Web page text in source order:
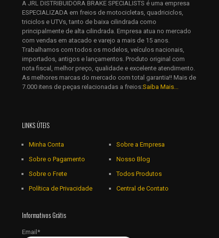
eu comentar.
A JRL DISTRIBUIDORA BRAKE SPECIALISTS é uma empresa
ESPECIALIZADA em freios de motocicletas, quadriciclos,
triciclos e UTVs, tanto de baixa cilindrada como
principalmente de alta cilindrada. Empresa atua no mercado
com vendas em atacado e varejo a mais de 15 anos.
Trabalhamos com todos os modelos, veículos nacionais,
importados, antigos e lançamentos. Produto original com
nota fiscal, melhor preço, qualidade e excelente atendimento.
As melhores marcas do mercado com total garantia!! Mais de
7.000 itens de peças relacionadas a freios:Saiba Mais...
LINKS ÚTEIS
Minha Conta
Sobre o Pagamento
Sobre o Frete
Política de Privacidade
Sobre a Empresa
Nosso Blog
Todos Produtos
Central de Contato
Informativos Grátis
Email*